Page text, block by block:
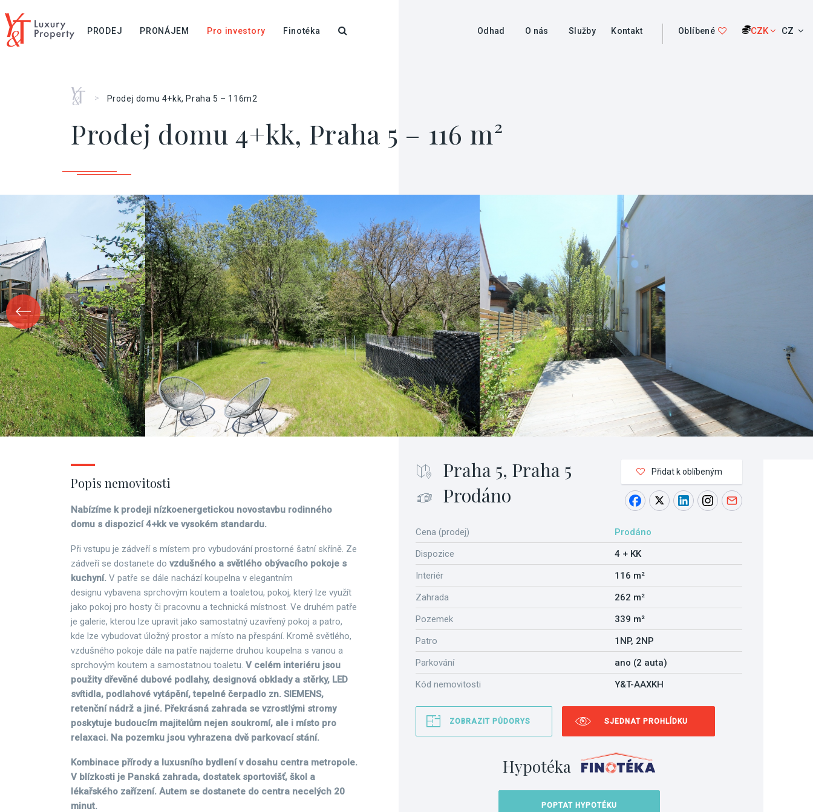
PRODEJ PRONÁJEM Pro investory Finotéka Odhad O nás Služby Kontakt Oblíbené CZK CZ
Home
> Prodej domu 4+kk, Praha 5 – 116m2
Prodej domu 4+kk, Praha 5 – 116 m²
Praha 5, Praha 5
Prodáno
Přidat k oblíbeným
Cena (prodej)
Prodáno
Dispozice
4 + KK
Interiér
116 m²
Zahrada
262 m²
Pozemek
339 m²
Patro
1NP, 2NP
Parkování
ano (2 auta)
Kód nemovitosti
Y&T-AAXKH
ZOBRAZIT PŮDORYS SJEDNAT PROHLÍDKU
Hypotéka
POPTAT HYPOTÉKU
Popis nemovitosti
Nabízíme k prodeji nízkoenergetickou novostavbu rodinného
domu s dispozicí 4+kk ve vysokém standardu.
Při vstupu je zádveří s místem pro vybudování prostorné šatní skříně. Ze
zádveří se dostanete do vzdušného a světlého obývacího pokoje s
kuchyní. V patře se dále nachází koupelna v elegantním
designu vybavena sprchovým koutem a toaletou, pokoj, který lze využít
jako pokoj pro hosty či pracovnu a technická místnost. Ve druhém patře
je galerie, kterou lze upravit jako samostatný uzavřený pokoj a patro,
kde lze vybudovat úložný prostor a místo na přespání. Kromě světlého,
vzdušného pokoje dále na patře najdeme druhou koupelna s vanou a
sprchovým koutem a samostatnou toaletu. V celém interiéru jsou
použity dřevěné dubové podlahy, designová obklady a stěrky, LED
svítidla, podlahové vytápění, tepelné čerpadlo zn. SIEMENS,
retenční nádrž a jiné. Překrásná zahrada se vzrostlými stromy
poskytuje budoucím majitelům nejen soukromí, ale i místo pro
relaxaci. Na pozemku jsou vyhrazena dvě parkovací stání.
Kombinace přírody a luxusního bydlení v dosahu centra metropole.
V blízkosti je Panská zahrada, dostatek sportovišť, škol a
lékařského zařízení. Autem se dostanete do centra necelých 20
minut.